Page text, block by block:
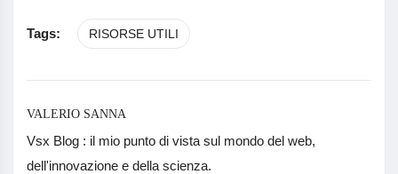
Tags: RISORSE UTILI
VALERIO SANNA
Vsx Blog : il mio punto di vista sul mondo del web,
dell'innovazione e della scienza.